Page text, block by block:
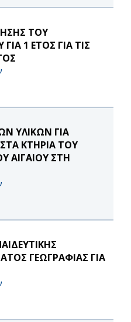
ΤΟΥ
ΓΙΑ 1 ΕΤΟΣ ΓΙΑ ΤΙΣ
ΥΛΙΚΩΝ ΓΙΑ
ΣΤΑ ΚΤΗΡΙΑ ΤΟΥ
ΑΙΓΑΙΟΥ ΣΤΗ
ΓΕΩΓΡΑΦΙΑΣ ΓΙΑ